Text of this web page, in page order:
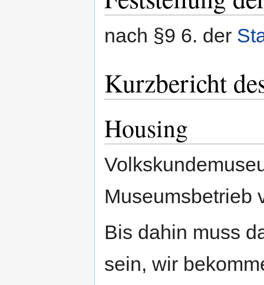
nach §9 6. der
Kurzbericht
Housing
Museumsbetrieb
Bis dahin muss
sein, wir